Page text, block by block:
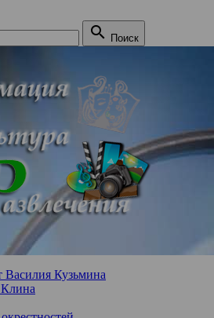
 Поиск
Василия Кузьмина